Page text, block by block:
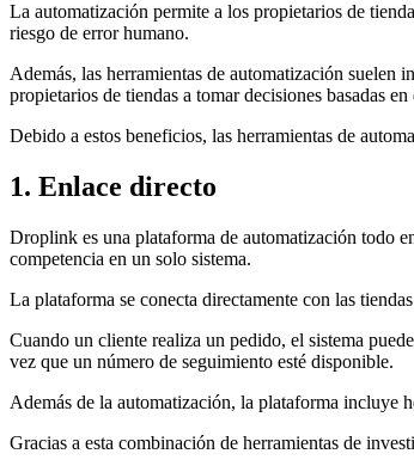
La automatización permite a los propietarios de
riesgo de error humano.
Además, las herramientas de automatización suelen
propietarios de tiendas a tomar decisiones basadas
Debido a estos beneficios, las herramientas de
1. Enlace directo
Droplink es una plataforma de automatización todo
competencia en un solo sistema.
La plataforma se conecta directamente con las
Cuando un cliente realiza un pedido, el sistema
vez que un número de seguimiento esté disponible.
Además de la automatización, la plataforma incluye
Gracias a esta combinación de herramientas de